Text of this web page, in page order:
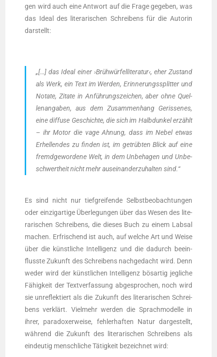
gen wird auch eine Ant­wort auf die Fra­ge gege­ben, was
das Ide­al des lite­ra­ri­schen Schrei­bens für die Autorin
darstellt:
„[…] das Ide­al einer ›Brüh­wür­fel­li­te­ra­tur‹, eher Zustand
als Werk, ein Text im Wer­den, Erin­ne­rungs­split­ter und
Nota­te, Zita­te in Anfüh­rungs­zei­chen, aber ohne Quel­
len­an­ga­ben, aus dem Zusam­men­hang Geris­se­nes,
eine dif­fu­se Geschich­te, die sich im Halb­dun­kel erzählt
– ihr Motor die vage Ahnung, dass im Nebel etwas
Erhel­len­des zu fin­den ist, im getrüb­ten Blick auf eine
fremd­ge­wor­de­ne Welt, in dem Unbe­ha­gen und Unbe­
schwert­heit nicht mehr aus­ein­an­der­zu­hal­ten sind.“
Es sind nicht nur tief­grei­fen­de Selbst­be­ob­ach­tun­gen
oder ein­zig­ar­ti­ge Über­le­gun­gen über das Wesen des lite­
ra­ri­schen Schrei­bens, die die­ses Buch zu einem Lab­sal
machen. Erfri­schend ist auch, auf wel­che Art und Wei­se
über die künst­li­che Intel­li­genz und die dadurch beein­
fluss­te Zukunft des Schrei­bens nach­ge­dacht wird. Denn
weder wird der künst­li­chen Intel­li­genz bös­ar­tig jeg­li­che
Fähig­keit der Text­ver­fas­sung abge­spro­chen, noch wird
sie unre­flek­tiert als die Zukunft des lite­ra­ri­schen Schrei­
bens ver­klärt. Viel­mehr wer­den die Sprach­mo­del­le in
ihrer, para­do­xer­wei­se, feh­ler­haf­ten Natur dar­ge­stellt,
wäh­rend die Zukunft des lite­ra­ri­schen Schrei­bens als
ein­deu­tig mensch­li­che Tätig­keit bezeich­net wird: